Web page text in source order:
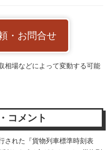
・お問合せ
相場などによって変動する可能
コメント
された『貨物列車標準時刻表